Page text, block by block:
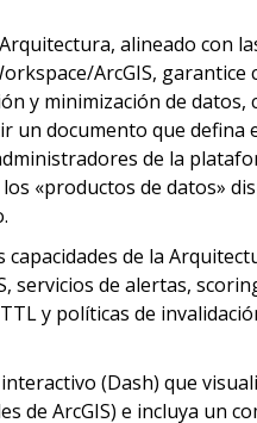
alineado con
ArcGIS,
y minimización de
documento que defina
de la
«productos de datos»
capacidades de la
servicios de alertas,
y políticas de
(Dash) que
de ArcGIS) e incluya un